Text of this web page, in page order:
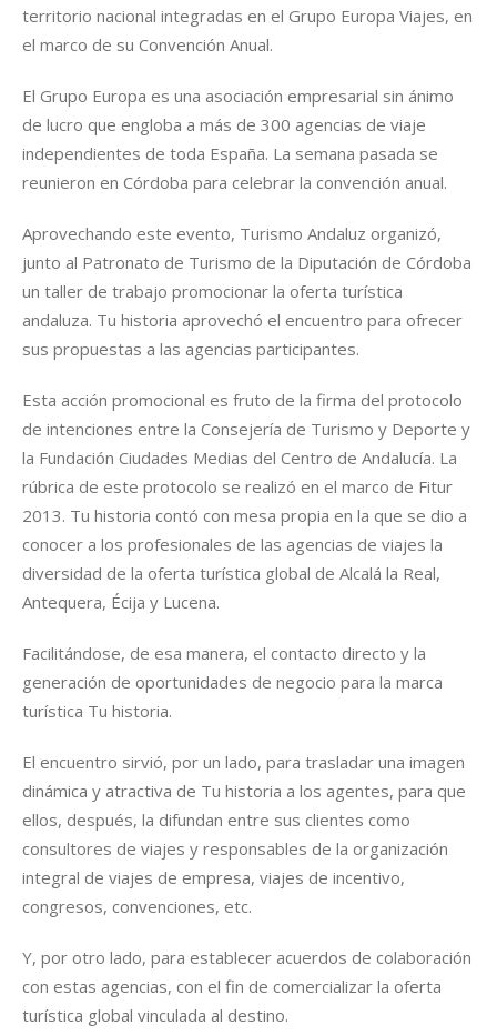
territorio nacional integradas en el Grupo Europa Viajes, en
el marco de su Convención Anual.
El Grupo Europa es una asociación empresarial sin ánimo
de lucro que engloba a más de 300 agencias de viaje
independientes de toda España. La semana pasada se
reunieron en Córdoba para celebrar la convención anual.
Aprovechando este evento, Turismo Andaluz organizó,
junto al Patronato de Turismo de la Diputación de Córdoba
un taller de trabajo promocionar la oferta turística
andaluza. Tu historia aprovechó el encuentro para ofrecer
sus propuestas a las agencias participantes.
Esta acción promocional es fruto de la firma del protocolo
de intenciones entre la Consejería de Turismo y Deporte y
la Fundación Ciudades Medias del Centro de Andalucía. La
rúbrica de este protocolo se realizó en el marco de Fitur
2013. Tu historia contó con mesa propia en la que se dio a
conocer a los profesionales de las agencias de viajes la
diversidad de la oferta turística global de Alcalá la Real,
Antequera, Écija y Lucena.
Facilitándose, de esa manera, el contacto directo y la
generación de oportunidades de negocio para la marca
turística Tu historia.
El encuentro sirvió, por un lado, para trasladar una imagen
dinámica y atractiva de Tu historia a los agentes, para que
ellos, después, la difundan entre sus clientes como
consultores de viajes y responsables de la organización
integral de viajes de empresa, viajes de incentivo,
congresos, convenciones, etc.
Y, por otro lado, para establecer acuerdos de colaboración
con estas agencias, con el fin de comercializar la oferta
turística global vinculada al destino.